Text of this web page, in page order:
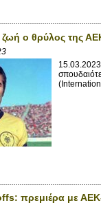
ο θρύλος της
15.03.2023
πρεμιέρα με